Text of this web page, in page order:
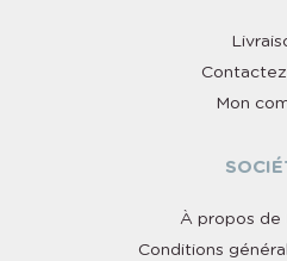
Mon
À propos de
Conditions